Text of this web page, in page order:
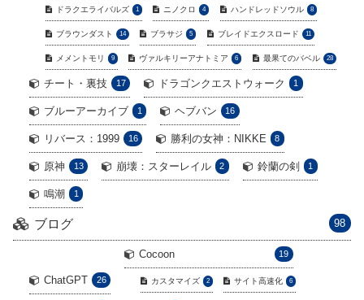
ドラクエライバルズ 1 ニノクロ 4 ハンドレッドソウル 8
ブラウンダスト 14 ブラサジ 5 ブレイドエクスロード 11
メメントモリ 9 ヴァルキリーアナトミア 6 最果てのバベル 28
チート・裏技 17 ドラゴンクエストウォーク 1
ブルーアーカイブ 1 ヘブバン 16
リバース：1999 16 勝利の女神：NIKKE 8
原神 13 崩壊：スターレイル 2 鈴蘭の剣 1
鳴潮 1
ブログ 98
ChatGPT 26
Cocoon 19
カスタマイズ 2 サイト高速化 6